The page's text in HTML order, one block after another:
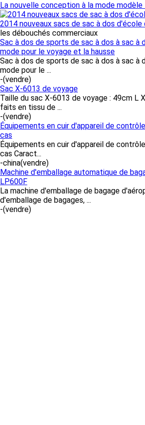
La nouvelle conception à la mode
2014 nouveaux sacs de sac à dos
les débouchés commerciaux
Sac à dos de sports de sac à dos à sac à
mode pour le voyage et la hausse
Sac à dos de sports de sac à dos à sac à
mode pour le ...
-(vendre)
Sac X-6013 de voyage
Taille du sac X-6013 de voyage : 49cm L
faits en tissu de ...
-(vendre)
Équipements en cuir d'appareil de
cas
Équipements en cuir d'appareil de
cas Caract...
-china(vendre)
Machine d'emballage automatique de
LP600F
La machine d'emballage de bagage
d'emballage de bagages, ...
-(vendre)